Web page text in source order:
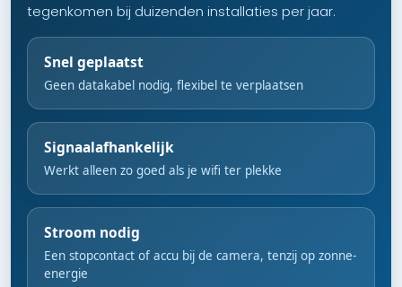
tegenkomen bij duizenden installaties per jaar.
Snel geplaatst
Geen datakabel nodig, flexibel te verplaatsen
Signaalafhankelijk
Werkt alleen zo goed als je wifi ter plekke
Stroom nodig
Een stopcontact of accu bij de camera, tenzij op zonne-
energie